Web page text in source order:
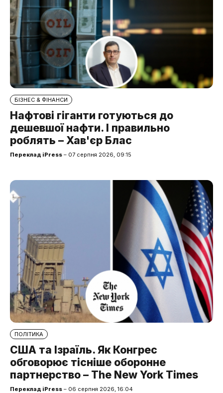
БІЗНЕС & ФІНАНСИ
Нафтові гіганти готуються до
дешевшої нафти. І правильно
роблять – Хав'єр Блас
Переклад iPress – 07 серпня 2026, 09:15
ПОЛІТИКА
США та Ізраїль. Як Конгрес
обговорює тісніше оборонне
партнерство – The New York Times
Переклад iPress – 06 серпня 2026, 16:04